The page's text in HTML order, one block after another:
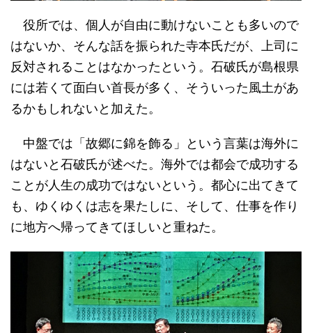
役所では、個人が自由に動けないことも多いので
はないか、そんな話を振られた寺本氏だが、上司に
反対されることはなかったという。石破氏が島根県
には若くて面白い首長が多く、そういった風土があ
るかもしれないと加えた。
中盤では「故郷に錦を飾る」という言葉は海外に
はないと石破氏が述べた。海外では都会で成功する
ことが人生の成功ではないという。都心に出てきて
も、ゆくゆくは志を果たしに、そして、仕事を作り
に地方へ帰ってきてほしいと重ねた。